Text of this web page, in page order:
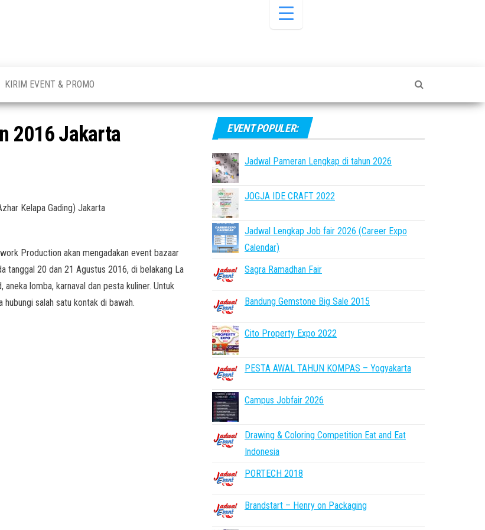
KIRIM EVENT & PROMO
2016 Jakarta
Kelapa Gading) Jakarta
Production akan mengadakan event bazaar
tanggal 20 dan 21 Agustus 2016, di belakang La
lomba, karnaval dan pesta kuliner. Untuk
salah satu kontak di bawah.
EVENT POPULER:
Jadwal Pameran Lengkap di tahun 2026
JOGJA IDE CRAFT 2022
Jadwal Lengkap Job fair 2026 (Career Expo
Calendar)
Sagra Ramadhan Fair
Bandung Gemstone Big Sale 2015
Cito Property Expo 2022
PESTA AWAL TAHUN KOMPAS – Yogyakarta
Campus Jobfair 2026
Drawing & Coloring Competition Eat and Eat
Indonesia
PORTECH 2018
Brandstart – Henry on Packaging